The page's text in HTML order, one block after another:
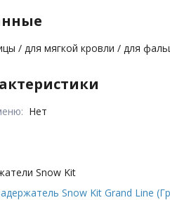
/ для мягкой кровли / для
Нет
Snow Kit
Snow Kit Grand Line